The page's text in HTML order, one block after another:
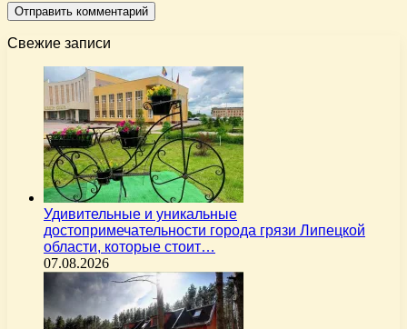
Свежие записи
Удивительные и уникальные
достопримечательности города грязи Липецкой
области, которые стоит…
07.08.2026